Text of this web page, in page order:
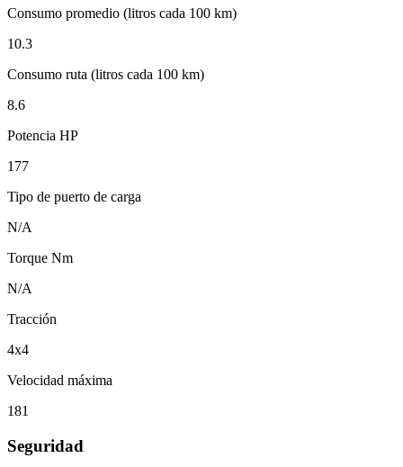
Consumo promedio (litros cada 100 km)
10.3
Consumo ruta (litros cada 100 km)
8.6
Potencia HP
177
Tipo de puerto de carga
N/A
Torque Nm
N/A
Tracción
4x4
Velocidad máxima
181
Seguridad